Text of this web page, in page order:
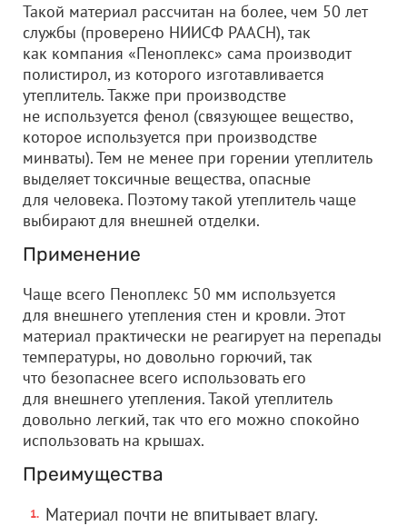
Такой материал рассчитан на более, чем 50 лет
службы (проверено НИИСФ РААСН), так
как компания «Пеноплекс» сама производит
полистирол, из которого изготавливается
утеплитель. Также при производстве
не используется фенол (связующее вещество,
которое используется при производстве
минваты). Тем не менее при горении утеплитель
выделяет токсичные вещества, опасные
для человека. Поэтому такой утеплитель чаще
выбирают для внешней отделки.
Применение
Чаще всего Пеноплекс 50 мм используется
для внешнего утепления стен и кровли. Этот
материал практически не реагирует на перепады
температуры, но довольно горючий, так
что безопаснее всего использовать его
для внешнего утепления. Такой утеплитель
довольно легкий, так что его можно спокойно
использовать на крышах.
Преимущества
Материал почти не впитывает влагу.